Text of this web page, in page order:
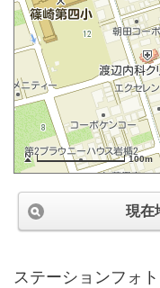
100m
現在
ステーションフォ